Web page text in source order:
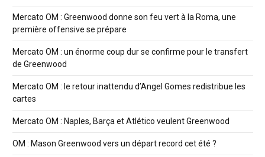
Mercato OM : Greenwood donne son feu vert à la Roma, une
première offensive se prépare
Mercato OM : un énorme coup dur se confirme pour le transfert
de Greenwood
Mercato OM : le retour inattendu d’Angel Gomes redistribue les
cartes
Mercato OM : Naples, Barça et Atlético veulent Greenwood
OM : Mason Greenwood vers un départ record cet été ?